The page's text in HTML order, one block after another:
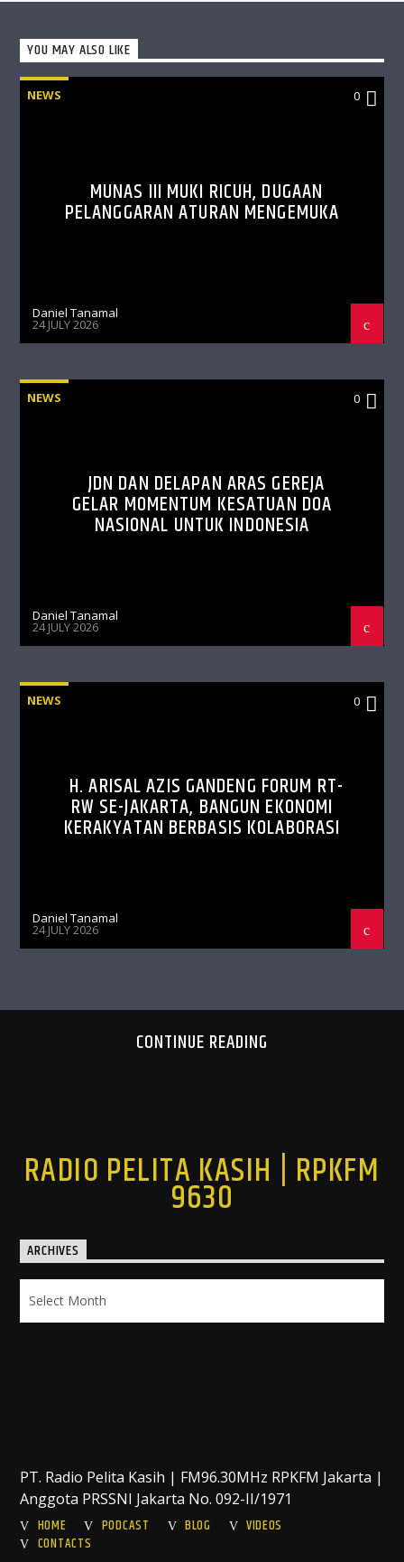
YOU MAY ALSO LIKE
NEWS 0
MUNAS III MUKI RICUH, DUGAAN
PELANGGARAN ATURAN MENGEMUKA
Daniel Tanamal
24 JULY 2026
NEWS 0
JDN DAN DELAPAN ARAS GEREJA
GELAR MOMENTUM KESATUAN DOA
NASIONAL UNTUK INDONESIA
Daniel Tanamal
24 JULY 2026
NEWS 0
H. ARISAL AZIS GANDENG FORUM RT-
RW SE-JAKARTA, BANGUN EKONOMI
KERAKYATAN BERBASIS KOLABORASI
Daniel Tanamal
24 JULY 2026
CONTINUE READING
RADIO PELITA KASIH | RPKFM
9630
ARCHIVES
PT. Radio Pelita Kasih | FM96.30MHz RPKFM Jakarta |
Anggota PRSSNI Jakarta No. 092-II/1971
HOME
PODCAST BLOG
VIDEOS
CONTACTS